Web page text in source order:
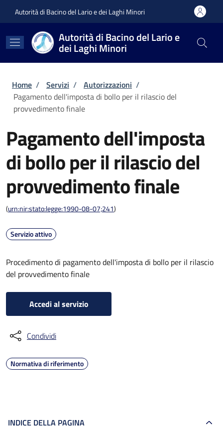
Autorità di Bacino del Lario e dei Laghi Minori
Autorità di Bacino del Lario e
dei Laghi Minori
Briciole di pane
Home / Servizi / Autorizzazioni /
Pagamento dell'imposta di bollo per il rilascio del
provvedimento finale
Pagamento dell'imposta
di bollo per il rilascio del
provvedimento finale
(urn:nir:stato:legge:1990-08-07;241)
Servizio attivo
Procedimento di pagamento dell'imposta di bollo per il rilascio
del provvedimento finale
Accedi al servizio
Condividi
Normativa di riferimento
INDICE DELLA PAGINA